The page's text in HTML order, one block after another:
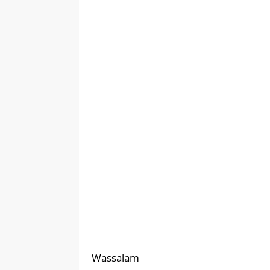
Wassalam